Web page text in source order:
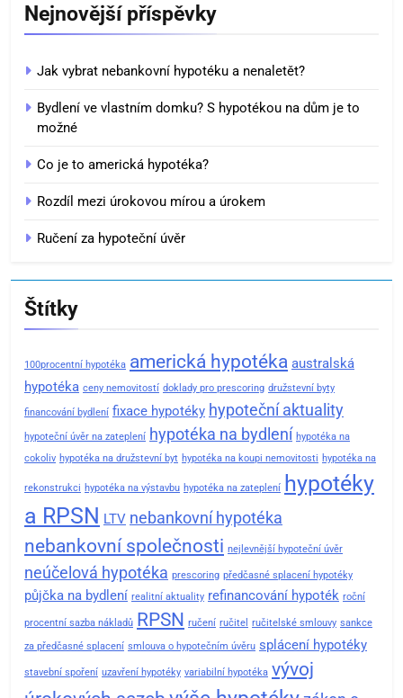
Nejnovější příspěvky
Jak vybrat nebankovní hypotéku a nenaletět?
Bydlení ve vlastním domku? S hypotékou na dům je to
možné
Co je to americká hypotéka?
Rozdíl mezi úrokovou mírou a úrokem
Ručení za hypoteční úvěr
Štítky
100procentní hypotéka americká hypotéka australská
hypotéka ceny nemovitostí doklady pro prescoring družstevní byty
financování bydlení fixace hypotéky hypoteční aktuality
hypoteční úvěr na zateplení hypotéka na bydlení hypotéka na
cokoliv hypotéka na družstevní byt hypotéka na koupi nemovitosti hypotéka na
rekonstrukci hypotéka na výstavbu hypotéka na zateplení
hypotéky
a RPSN LTV nebankovní hypotéka
nebankovní společnosti nejlevnější hypoteční úvěr
neúčelová hypotéka prescoring předčasné splacení hypotéky
půjčka na bydlení realitní aktuality refinancování hypoték roční
procentní sazba nákladů RPSN ručení ručitel ručitelské smlouvy sankce
za předčasné splacení smlouva o hypotečním úvěru splácení hypotéky
stavební spoření uzavření hypotéky variabilní hypotéka vývoj